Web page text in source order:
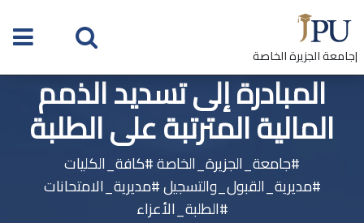
|جامعة الجزيرة الخاصة
المبادرة إلى تسديد الذمم
المالية المترتبة على الطلبة
#جامعة_الجزيرة_الخاصة #كافة_الكليات
#مديرية_القبول_والتسجيل #مديرية_الامتحانات
#الطلبة_الأعزاء